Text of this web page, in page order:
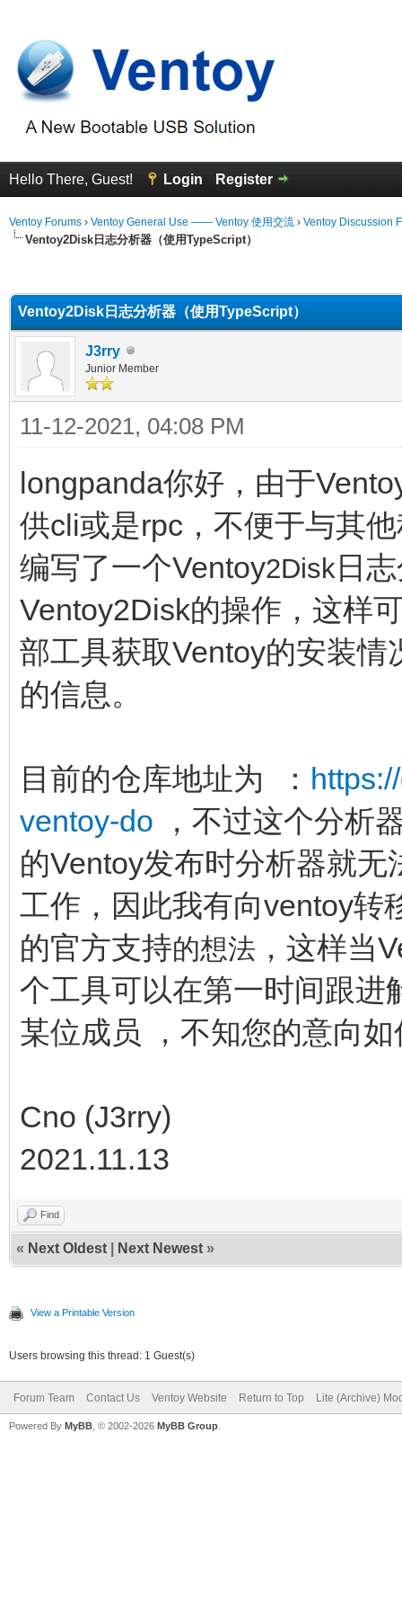
Hello There, Guest! Login Register
Ventoy Forums › Ventoy General Use —— Ventoy 使用交流 › Ventoy Discussion
Ventoy2Disk日志分析器（使用TypeScript）
Ventoy2Disk日志分析器（使用TypeScript）
J3rry
Junior Member
11-12-2021, 04:08 PM
longpanda你好，由于
供cli或是rpc，不便于与其
编写了一个Ventoy2Disk 日
Ventoy2Disk的操作，这样
部工具获取Ventoy的安装
的信息。
目前的仓库地址为 ：
ventoy-do ，不过这个分析
的Ventoy发布时分析器就
工作，因此我有向ventoy转
的官方支持的想法 ，这样当
个工具可以在第一时间跟进
某位成员 ，不知您的意向如
Cno (J3rry)
2021.11.13
Find
« Next Oldest Next Newest »
View a Printable Version
Users browsing this thread: 1 Guest(s)
Forum Team Contact Us Ventoy Website Return to Top Lite (Archive)
Powered By MyBB , © 2002-2026 MyBB Group